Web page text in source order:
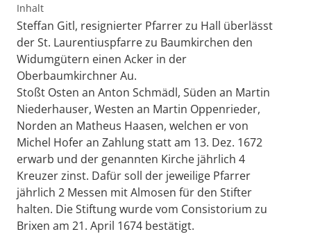
Inhalt
Steffan Gitl, resignierter Pfarrer zu Hall überlässt
der St. Laurentiuspfarre zu Baumkirchen den
Widumgütern einen Acker in der
Oberbaumkirchner Au.
Stoßt Osten an Anton Schmädl, Süden an Martin
Niederhauser, Westen an Martin Oppenrieder,
Norden an Matheus Haasen, welchen er von
Michel Hofer an Zahlung statt am 13. Dez. 1672
erwarb und der genannten Kirche jährlich 4
Kreuzer zinst. Dafür soll der jeweilige Pfarrer
jährlich 2 Messen mit Almosen für den Stifter
halten. Die Stiftung wurde vom Consistorium zu
Brixen am 21. April 1674 bestätigt.